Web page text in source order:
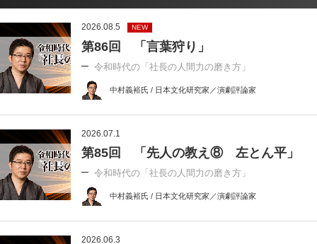
2026.08.5 NEW
第86回 「言葉狩り」
令和時代の「社長の人間力の磨き方」
中村義裕氏 / 日本文化研究家／演劇評論家
2026.07.1
第85回 「先人の教え⑧ 左とん平」
令和時代の「社長の人間力の磨き方」
中村義裕氏 / 日本文化研究家／演劇評論家
2026.06.3